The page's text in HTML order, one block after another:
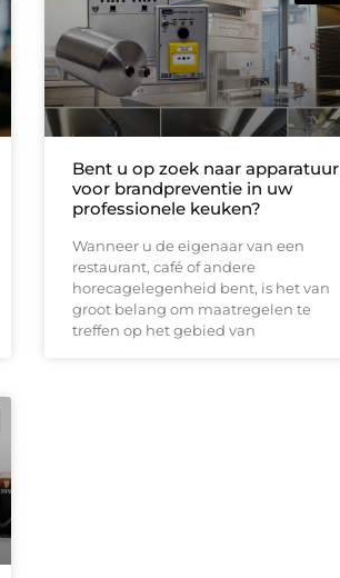
Bent u op zoek naar apparatuur
voor brandpreventie in uw
professionele keuken?
Wanneer u de eigenaar van een
restaurant, café of andere
horecagelegenheid bent, is het van
groot belang om maatregelen te
treffen op het gebied van